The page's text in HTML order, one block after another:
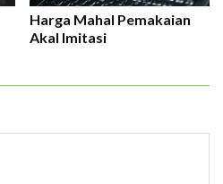
Harga Mahal Pemakaian
Akal Imitasi